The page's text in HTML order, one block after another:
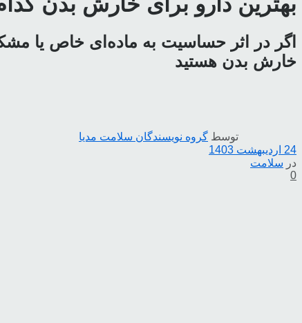
اگر در اثر حساسیت به ماده‌ای خاص یا
خارش بدن هستید
توسط گروه نویسندگان سلامت مدیا
24 اردیبهشت 1403
در سلامت
0